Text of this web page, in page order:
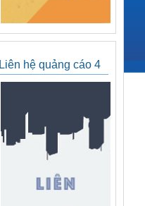
Liên hệ quảng cáo 4